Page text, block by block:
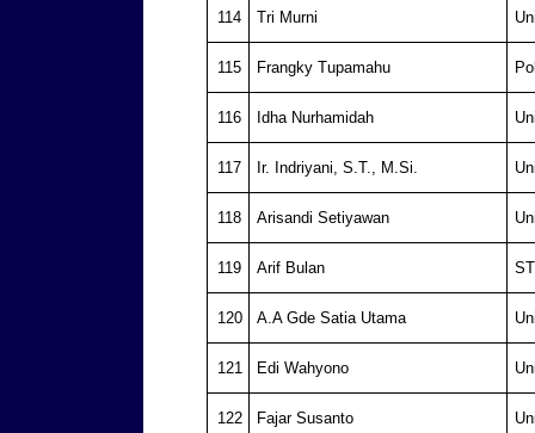
114 Tri Murni
115 Frangky Tupamahu
116 Idha Nurhamidah
117 Ir. Indriyani, S.T., M.Si.
118 Arisandi Setiyawan
119 Arif Bulan
120 A.A Gde Satia Utama
121 Edi Wahyono
122 Fajar Susanto